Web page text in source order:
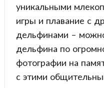
уникальными
игры и плавание с
дельфинами –
дельфина по
фотографии на
с этими